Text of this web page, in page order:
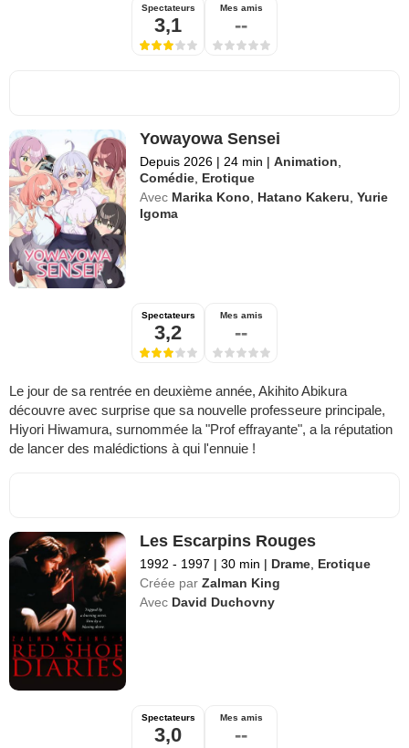
Spectateurs
3,1
Mes amis
--
Yowayowa Sensei
Depuis 2026 | 24 min | Animation,
Comédie, Erotique
Avec Marika Kono, Hatano Kakeru,Yurie
Igoma
Spectateurs
3,2
Mes amis
--
Le jour de sa rentrée en deuxième année, Akihito Abikura
découvre avec surprise que sa nouvelle professeure principale,
Hiyori Hiwamura, surnommée la "Prof effrayante", a la réputation
de lancer des malédictions à qui l'ennuie !
Les Escarpins Rouges
1992 - 1997 | 30 min | Drame, Erotique
Créée par Zalman King
Avec David Duchovny
Spectateurs
3,0
Mes amis
--